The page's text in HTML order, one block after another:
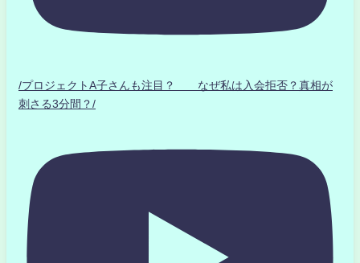
/プロジェクトA子さんも注目？ なぜ私は入会拒否？真相が
刺さる3分間？/